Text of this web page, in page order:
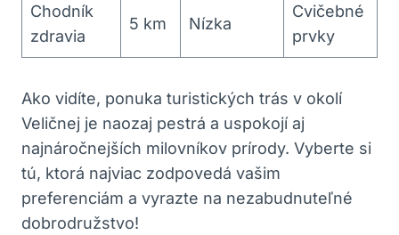
Chodník⁢
zdravia
5⁣ km Nízka
Cvičebné
prvky
Ako‌ vidíte, ponuka turistických trás v okolí
Veličnej je naozaj pestrá a uspokojí aj‍
najnáročnejších milovníkov prírody. Vyberte si​
tú, ktorá ​najviac zodpovedá vašim⁤
preferenciám a ⁢vyrazte⁢ na nezabudnuteľné
⁢dobrodružstvo!